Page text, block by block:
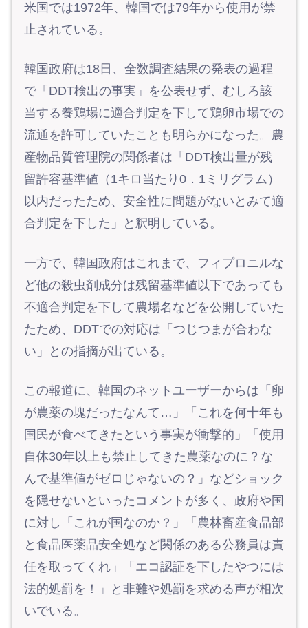
米国では1972年、韓国では79年から使用が禁
止されている。
韓国政府は18日、全数調査結果の発表の過程
で「DDT検出の事実」を公表せず、むしろ該
当する養鶏場に適合判定を下して鶏卵市場での
流通を許可していたことも明らかになった。農
産物品質管理院の関係者は「DDT検出量が残
留許容基準値（1キロ当たり0．1ミリグラム）
以内だったため、安全性に問題がないとみて適
合判定を下した」と釈明している。
一方で、韓国政府はこれまで、フィプロニルな
ど他の殺虫剤成分は残留基準値以下であっても
不適合判定を下して農場名などを公開していた
たため、DDTでの対応は「つじつまが合わな
い」との指摘が出ている。
この報道に、韓国のネットユーザーからは「卵
が農薬の塊だったなんて…」「これを何十年も
国民が食べてきたという事実が衝撃的」「使用
自体30年以上も禁止してきた農薬なのに？な
んで基準値がゼロじゃないの？」などショック
を隠せないといったコメントが多く、政府や国
に対し「これが国なのか？」「農林畜産食品部
と食品医薬品安全処など関係のある公務員は責
任を取ってくれ」「エコ認証を下したやつには
法的処罰を！」と非難や処罰を求める声が相次
いでいる。